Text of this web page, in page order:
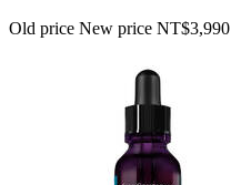
Old price New price NT$3,990